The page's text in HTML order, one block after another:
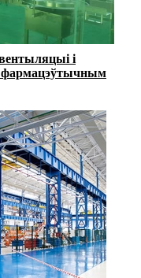
і
фармацэўтычным